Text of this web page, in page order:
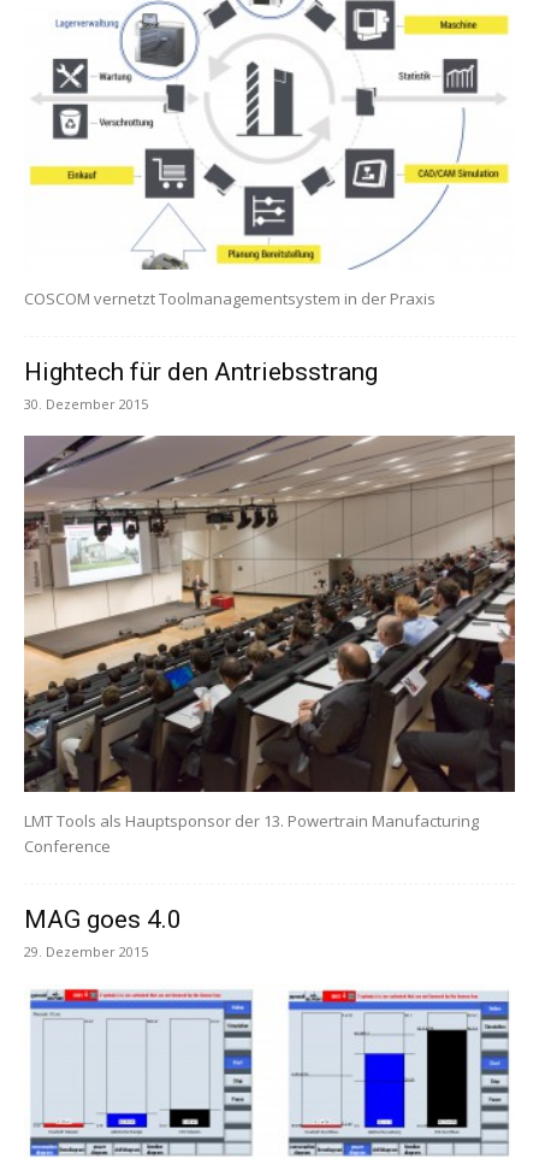
COSCOM vernetzt Toolmanagementsystem in der Praxis
Hightech für den Antriebsstrang
30. Dezember 2015
LMT Tools als Hauptsponsor der 13. Powertrain Manufacturing
Conference
MAG goes 4.0
29. Dezember 2015